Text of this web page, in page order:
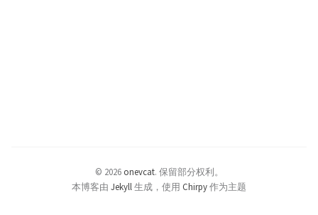
© 2026 onevcat. 保留部分权利。
本博客由 Jekyll 生成，使用 Chirpy作为主题